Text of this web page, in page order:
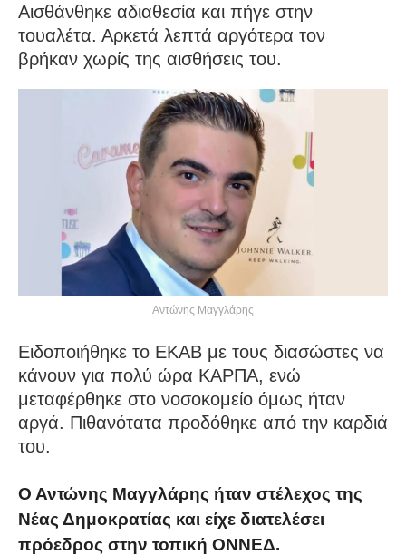
Αισθάνθηκε αδιαθεσία και πήγε στην
τουαλέτα. Αρκετά λεπτά αργότερα τον
βρήκαν χωρίς της αισθήσεις του.
Αντώνης Μαγγλάρης
Ειδοποιήθηκε το ΕΚΑΒ με τους διασώστες να
κάνουν για πολύ ώρα ΚΑΡΠΑ, ενώ
μεταφέρθηκε στο νοσοκομείο όμως ήταν
αργά. Πιθανότατα προδόθηκε από την καρδιά
του.
Ο Αντώνης Μαγγλάρης ήταν στέλεχος της
Νέας Δημοκρατίας και είχε διατελέσει
πρόεδρος στην τοπική ΟΝΝΕΔ.